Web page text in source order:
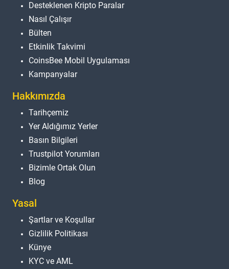
Desteklenen Kripto Paralar
Nasıl Çalışır
Bülten
Etkinlik Takvimi
CoinsBee Mobil Uygulaması
Kampanyalar
Hakkımızda
Tarihçemiz
Yer Aldığımız Yerler
Basın Bilgileri
Trustpilot Yorumları
Bizimle Ortak Olun
Blog
Yasal
Şartlar ve Koşullar
Gizlilik Politikası
Künye
KYC ve AML